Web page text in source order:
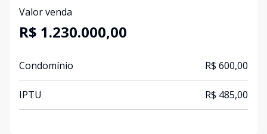
Valor venda
R$ 1.230.000,00
Condomínio R$ 600,00
IPTU R$ 485,00